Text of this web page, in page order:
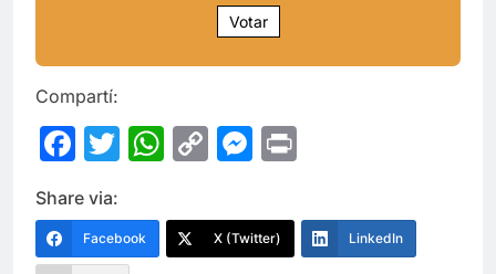
Votar
Compartí:
Facebook
Twitter
WhatsApp
CopyMessenger
Share via:
Facebook X (Twitter) LinkedIn